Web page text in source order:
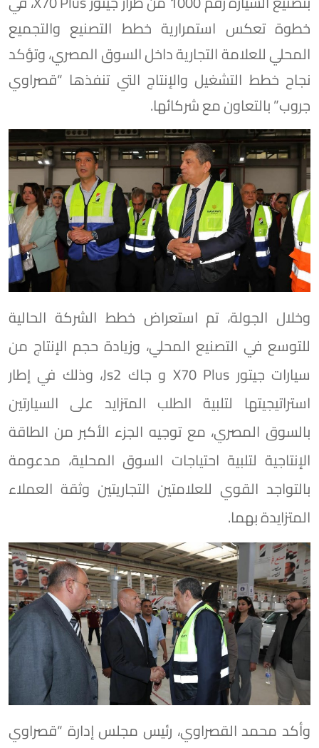
خطوة تعكس استمرارية خطط التصنيع والتجميع
المحلي للعلامة التجارية داخل السوق المصري، وتؤكد
نجاح خطط التشغيل والإنتاج التي تنفذها “قصراوي
جروب” بالتعاون مع شركائها.
وخلال الجولة، تم استعراض خطط الشركة الحالية
للتوسع في التصنيع المحلي، وزيادة حجم الإنتاج من
سيارات جيتور X70 Plus و جاك Js2، وذلك في إطار
استراتيجيتها لتلبية الطلب المتزايد على السيارتين
بالسوق المصري، مع توجيه الجزء الأكبر من الطاقة
الإنتاجية لتلبية احتياجات السوق المحلية، مدعومة
بالتواجد القوي للعلامتين التجاريتين وثقة العملاء
المتزايدة بهما.
وأكد محمد القصراوي، رئيس مجلس إدارة “قصراوي